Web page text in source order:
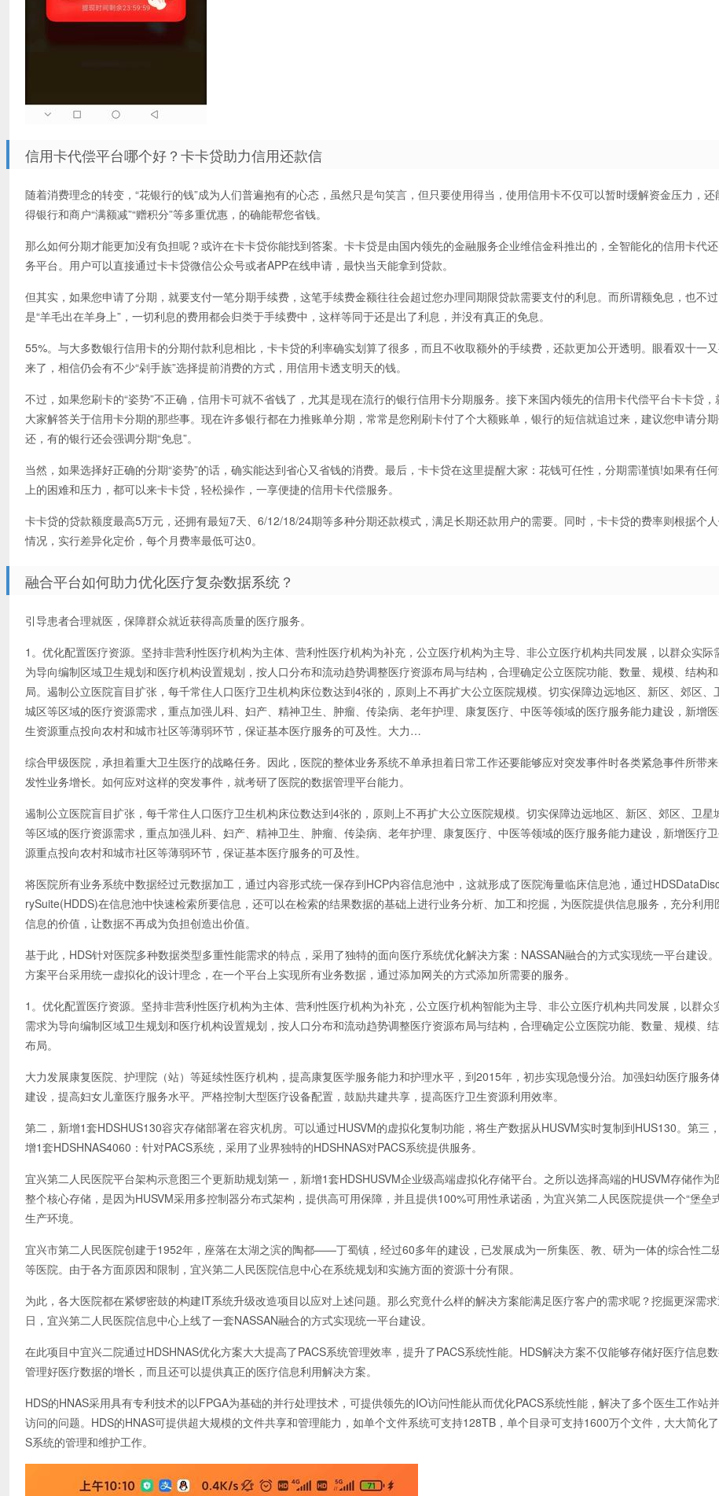
信用卡代偿平台哪个好？卡卡贷助力信用还款信
随着消费理念的转变，“花银行的钱”成为人们普遍抱有的心态，虽然只是句笑言，但只要使用得当，使用信用卡不仅可以暂时缓解资金压力，还
得银行和商户“满额减”“赠积分”等多重优惠，的确能帮您省钱。
那么如何分期才能更加没有负担呢？或许在卡卡贷你能找到答案。卡卡贷是由国内领先的金融服务企业维信金科推出的，全智能化的信用卡代
务平台。用户可以直接通过卡卡贷微信公众号或者APP在线申请，最快当天能拿到贷款。
但其实，如果您申请了分期，就要支付一笔分期手续费，这笔手续费金额往往会超过您办理同期限贷款需要支付的利息。而所谓额免息，也不过
是“羊毛出在羊身上”，一切利息的费用都会归类于手续费中，这样等同于还是出了利息，并没有真正的免息。
55%。与大多数银行信用卡的分期付款利息相比，卡卡贷的利率确实划算了很多，而且不收取额外的手续费，还款更加公开透明。眼看双十一
来了，相信仍会有不少“剁手族”选择提前消费的方式，用信用卡透支明天的钱。
不过，如果您刷卡的“姿势”不正确，信用卡可就不省钱了，尤其是现在流行的银行信用卡分期服务。接下来国内领先的信用卡代偿平台卡卡贷，
大家解答关于信用卡分期的那些事。现在许多银行都在力推账单分期，常常是您刚刷卡付了个大额账单，银行的短信就追过来，建议您申请分
还，有的银行还会强调分期“免息”。
当然，如果选择好正确的分期“姿势”的话，确实能达到省心又省钱的消费。最后，卡卡贷在这里提醒大家：花钱可任性，分期需谨慎!如果有任
上的困难和压力，都可以来卡卡贷，轻松操作，一享便捷的信用卡代偿服务。
卡卡贷的贷款额度最高5万元，还拥有最短7天、6/12/18/24期等多种分期还款模式，满足长期还款用户的需要。同时，卡卡贷的费率则根据个
情况，实行差异化定价，每个月费率最低可达0。
融合平台如何助力优化医疗复杂数据系统？
引导患者合理就医，保障群众就近获得高质量的医疗服务。
1。优化配置医疗资源。坚持非营利性医疗机构为主体、营利性医疗机构为补充，公立医疗机构为主导、非公立医疗机构共同发展，以群众实际
为导向编制区域卫生规划和医疗机构设置规划，按人口分布和流动趋势调整医疗资源布局与结构，合理确定公立医院功能、数量、规模、结构
局。遏制公立医院盲目扩张，每千常住人口医疗卫生机构床位数达到4张的，原则上不再扩大公立医院规模。切实保障边远地区、新区、郊区、
城区等区域的医疗资源需求，重点加强儿科、妇产、精神卫生、肿瘤、传染病、老年护理、康复医疗、中医等领域的医疗服务能力建设，新增
生资源重点投向农村和城市社区等薄弱环节，保证基本医疗服务的可及性。大力…
综合甲级医院，承担着重大卫生医疗的战略任务。因此，医院的整体业务系统不单承担着日常工作还要能够应对突发事件时各类紧急事件所带
发性业务增长。如何应对这样的突发事件，就考研了医院的数据管理平台能力。
遏制公立医院盲目扩张，每千常住人口医疗卫生机构床位数达到4张的，原则上不再扩大公立医院规模。切实保障边远地区、新区、郊区、卫星
等区域的医疗资源需求，重点加强儿科、妇产、精神卫生、肿瘤、传染病、老年护理、康复医疗、中医等领域的医疗服务能力建设，新增医疗
源重点投向农村和城市社区等薄弱环节，保证基本医疗服务的可及性。
将医院所有业务系统中数据经过元数据加工，通过内容形式统一保存到HCP内容信息池中，这就形成了医院海量临床信息池，通过
rySuite(HDDS)在信息池中快速检索所要信息，还可以在检索的结果数据的基础上进行业务分析、加工和挖掘，为医院提供信息服务，充分利用
信息的价值，让数据不再成为负担创造出价值。
基于此，HDS针对医院多种数据类型多重性能需求的特点，采用了独特的面向医疗系统优化解决方案：NASSAN融合的方式实现统一平台建设
方案平台采用统一虚拟化的设计理念，在一个平台上实现所有业务数据，通过添加网关的方式添加所需要的服务。
1。优化配置医疗资源。坚持非营利性医疗机构为主体、营利性医疗机构为补充，公立医疗机构智能为主导、非公立医疗机构共同发展，以群众
需求为导向编制区域卫生规划和医疗机构设置规划，按人口分布和流动趋势调整医疗资源布局与结构，合理确定公立医院功能、数量、规模、
布局。
大力发展康复医院、护理院（站）等延续性医疗机构，提高康复医学服务能力和护理水平，到2015年，初步实现急慢分治。加强妇幼医疗服务
建设，提高妇女儿童医疗服务水平。严格控制大型医疗设备配置，鼓励共建共享，提高医疗卫生资源利用效率。
第二，新增1套HDSHUS130容灾存储部署在容灾机房。可以通过HUSVM的虚拟化复制功能，将生产数据从HUSVM实时复制到HUS130。第三
增1套HDSHNAS4060：针对PACS系统，采用了业界独特的HDSHNAS对PACS系统提供服务。
宜兴第二人民医院平台架构示意图三个更新助规划第一，新增1套HDSHUSVM企业级高端虚拟化存储平台。之所以选择高端的HUSVM存储作为
整个核心存储，是因为HUSVM采用多控制器分布式架构，提供高可用保障，并且提供100%可用性承诺函，为宜兴第二人民医院提供一个“堡垒
生产环境。
宜兴市第二人民医院创建于1952年，座落在太湖之滨的陶都——丁蜀镇，经过60多年的建设，已发展成为一所集医、教、研为一体的综合性二
等医院。由于各方面原因和限制，宜兴第二人民医院信息中心在系统规划和实施方面的资源十分有限。
为此，各大医院都在紧锣密鼓的构建IT系统升级改造项目以应对上述问题。那么究竟什么样的解决方案能满足医疗客户的需求呢？挖掘更深需
日，宜兴第二人民医院信息中心上线了一套NASSAN融合的方式实现统一平台建设。
在此项目中宜兴二院通过HDSHNAS优化方案大大提高了PACS系统管理效率，提升了PACS系统性能。HDS解决方案不仅能够存储好医疗信息数
管理好医疗数据的增长，而且还可以提供真正的医疗信息利用解决方案。
HDS的HNAS采用具有专利技术的以FPGA为基础的并行处理技术，可提供领先的IO访问性能从而优化PACS系统性能，解决了多个医生工作站
访问的问题。HDS的HNAS可提供超大规模的文件共享和管理能力，如单个文件系统可支持128TB，单个目录可支持1600万个文件，大大简化
S系统的管理和维护工作。